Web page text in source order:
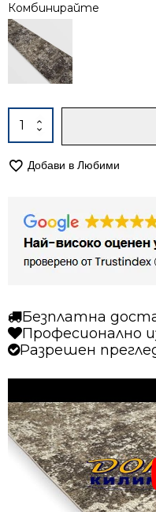
Комбинирайте
количество
за
200/290
кафяв
Добави в Любими
Безплатна
Професионално
Разрешен